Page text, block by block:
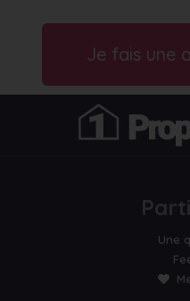
Je fais une
Une